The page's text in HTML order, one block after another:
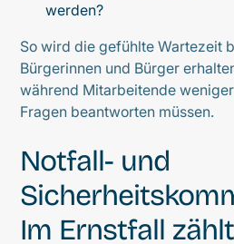
werden?
So wird die gefühlte Wartezeit
Bürgerinnen und Bürger
während Mitarbeitende
Fragen beantworten müssen.
Notfall- und
Im Ernstfall zählt